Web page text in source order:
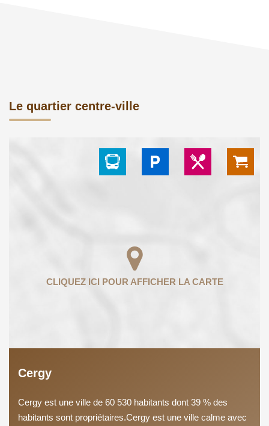
Le quartier centre-ville
Cergy
Cergy est une ville de 60 530 habitants dont 39 % des
habitants sont propriétaires.Cergy est une ville calme avec